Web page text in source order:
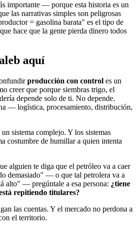
importante — porque esta historia es un
las narrativas simples son peligrosas
= gasolina barata" es el tipo de
hace que la gente pierda dinero todos
aquí
producción con control es un
creer que porque siembras trigo, el
depende solo de ti. No depende.
— logística, procesamiento, distribución,
sistema complejo. Y los sistemas
costumbre de humillar a quien intenta
alguien te diga que el petróleo va a caer
demasiado" — o que tal petrolera va a
alto" — pregúntale a esa persona: ¿tiene
repitiendo titulares?
las cuentas. Y el mercado no perdona a
el territorio.